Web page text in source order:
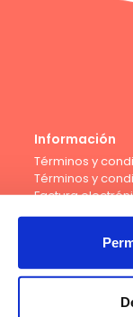
Información
Términos y
Términos y
Factura
de débito de